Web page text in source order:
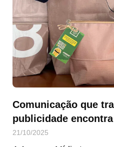
Comunicação que
publicidade
21/10/2025